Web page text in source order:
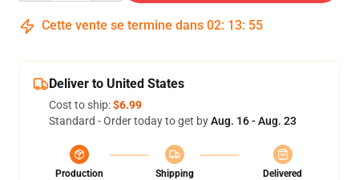
Cette vente se termine dans 02: 13: 54
Deliver to United States
Cost to ship:$6.99
Standard - Order today to get byAug. 16 - Aug. 23
Production
Shipping
Delivered